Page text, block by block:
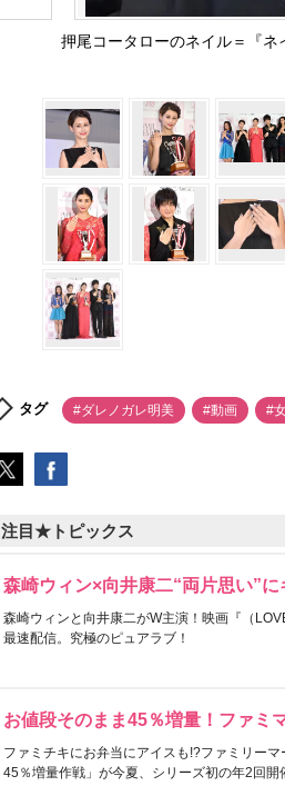
押尾コータローのネイル＝『
タグ #ダレノガレ明美 #動画 #
注目★トピックス
森崎ウィン×向井康二“両片思い”
森崎ウィンと向井康二がW主演！映画『（
最速配信。究極のピュアラブ！
お値段そのまま45％増量！ファミ
ファミチキにお弁当にアイスも!?ファミリー
45％増量作戦」が今夏、シリーズ初の年2回開